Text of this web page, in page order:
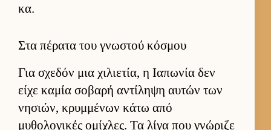
κα.
Στα πέρατα του γνωστού κόσμου
Για σχεδόν μια χιλιε­τία, η Ια­πωνία δεν
είχε καμία σοβαρή αντίληψη αυ­τών των
νησιών, κρυμ­μένων κάτω από
μυθολογικές ομίχλες. Τα λίγα που γνώριζε